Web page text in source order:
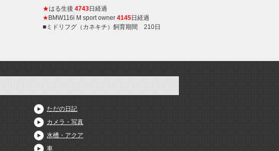
★はる生後 4743日経過
★ BMW116i M sport owner 4145日経過
■ミドリフグ（カネキチ）飼育期間 210日
ただの日記
カメラ・写真
水槽・アクア
車